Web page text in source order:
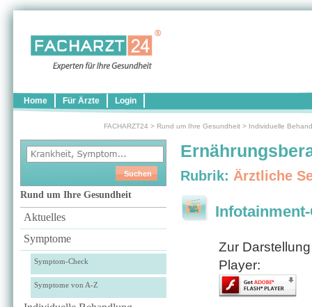
Home Für Ärzte Login
FACHARZT24 > Rund um Ihre Gesundheit > Individuelle
Rund um Ihre Gesundheit
Aktuelles
Symptome
Symptom-Check
Symptome von A-Z
Rubrik: Ärztliche
Zur
Player: